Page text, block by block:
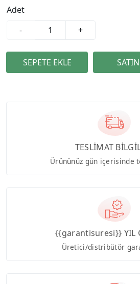
Adet
-
+
TESLİMAT
Ürününüz gün içerisinde
{{garantisuresi}} YIL
Üretici/distribütör